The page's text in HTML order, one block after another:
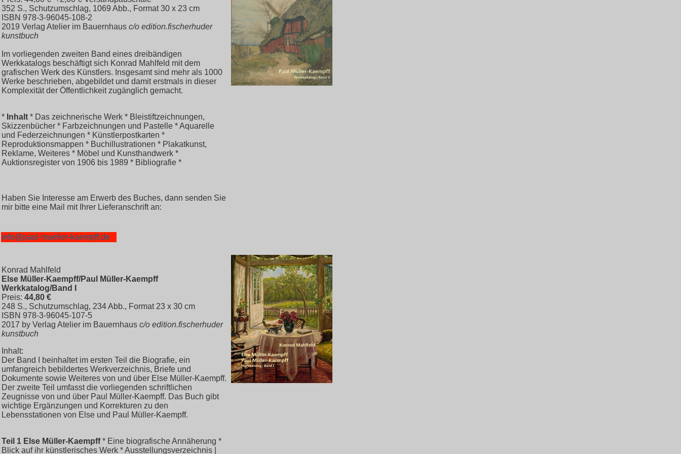
352 S., Schutzumschlag, 1069 Abb., Format 30 x 23 cm
ISBN 978-3-96045-108-2
2019 Verlag Atelier im Bauernhaus c/o edition.fischerhuder
kunstbuch
Im vorliegenden zweiten Band eines dreibändigen
Werkkatalogs beschäftigt sich Konrad Mahlfeld mit dem
grafischen Werk des Künstlers. Insgesamt sind mehr als 1000
Werke beschrieben, abgebildet und damit erstmals in dieser
Komplexität der Öffentlichkeit zugänglich gemacht.
* Inhalt * Das zeichnerische Werk * Bleistiftzeichnungen,
Skizzenbücher * Farbzeichnungen und Pastelle * Aquarelle
und Federzeichnungen * Künstlerpostkarten *
Reproduktionsmappen * Buchillustrationen * Plakatkunst,
Reklame, Weiteres * Möbel und Kunsthandwerk *
Auktionsregister von 1906 bis 1989 * Bibliografie *
Haben Sie Interesse am Erwerb des Buches, dann senden Sie
mir bitte eine Mail mit Ihrer Lieferanschrift an:
info@paul-mueller-kaempff.de
Konrad Mahlfeld
Else Müller-Kaempff/Paul Müller-Kaempff
Werkkatalog/Band I
Preis: 44,80 €
248 S., Schutzumschlag, 234 Abb., Format 23 x 30 cm
ISBN 978-3-96045-107-5
2017 by Verlag Atelier im Bauernhaus c/o edition.fischerhuder
kunstbuch
Inhalt:
Der Band I beinhaltet im ersten Teil die Biografie, ein
umfangreich bebildertes Werkverzeichnis, Briefe und
Dokumente sowie Weiteres von und über Else Müller-Kaempff.
Der zweite Teil umfasst die vorliegenden schriftlichen
Zeugnisse von und über Paul Müller-Kaempff. Das Buch gibt
wichtige Ergänzungen und Korrekturen zu den
Lebensstationen von Else und Paul Müller-Kaempff.
Teil 1 Else Müller-Kaempff* Eine biografische Annäherung *
Blick auf ihr künstlerisches Werk * Ausstellungsverzeichnis |